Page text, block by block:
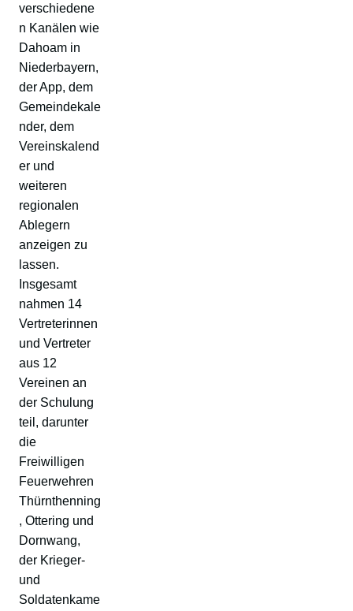
verschiedene
n Kanälen wie
Dahoam in
Niederbayern,
der App, dem
Gemeindekale
nder, dem
Vereinskalend
er und
weiteren
regionalen
Ablegern
anzeigen zu
lassen.
Insgesamt
nahmen 14
Vertreterinnen
und Vertreter
aus 12
Vereinen an
der Schulung
teil, darunter
die
Freiwilligen
Feuerwehren
Thürnthenning
, Ottering und
Dornwang,
der Krieger-
und
Soldatenkame